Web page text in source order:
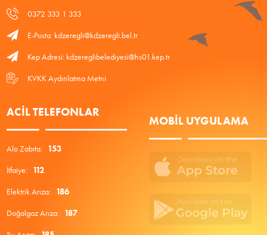
0372 333 1 333
E-Posta: kdzeregli@kdzeregli.bel.tr
Kep Adresi: kdzereglibelediyesi@hs01.kep.tr
KVKK Aydınlatma Metni
ACIL TELEFONLAR
Alo Zabıta: 153
İtfaiye: 112
Elektrik Arıza: 186
Doğalgaz Arıza: 187
MOBIL UYGULAMA